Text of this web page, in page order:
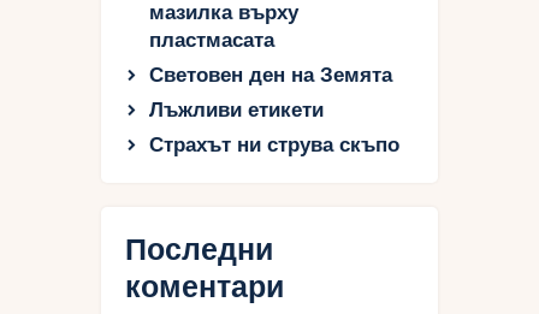
мазилка върху
пластмасата
Световен ден на Земята
Лъжливи етикети
Страхът ни струва скъпо
Последни
коментари